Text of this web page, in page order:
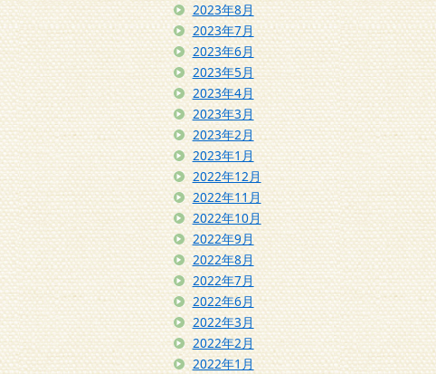
2023年8月
2023年7月
2023年6月
2023年5月
2023年4月
2023年3月
2023年2月
2023年1月
2022年12月
2022年11月
2022年10月
2022年9月
2022年8月
2022年7月
2022年6月
2022年3月
2022年2月
2022年1月